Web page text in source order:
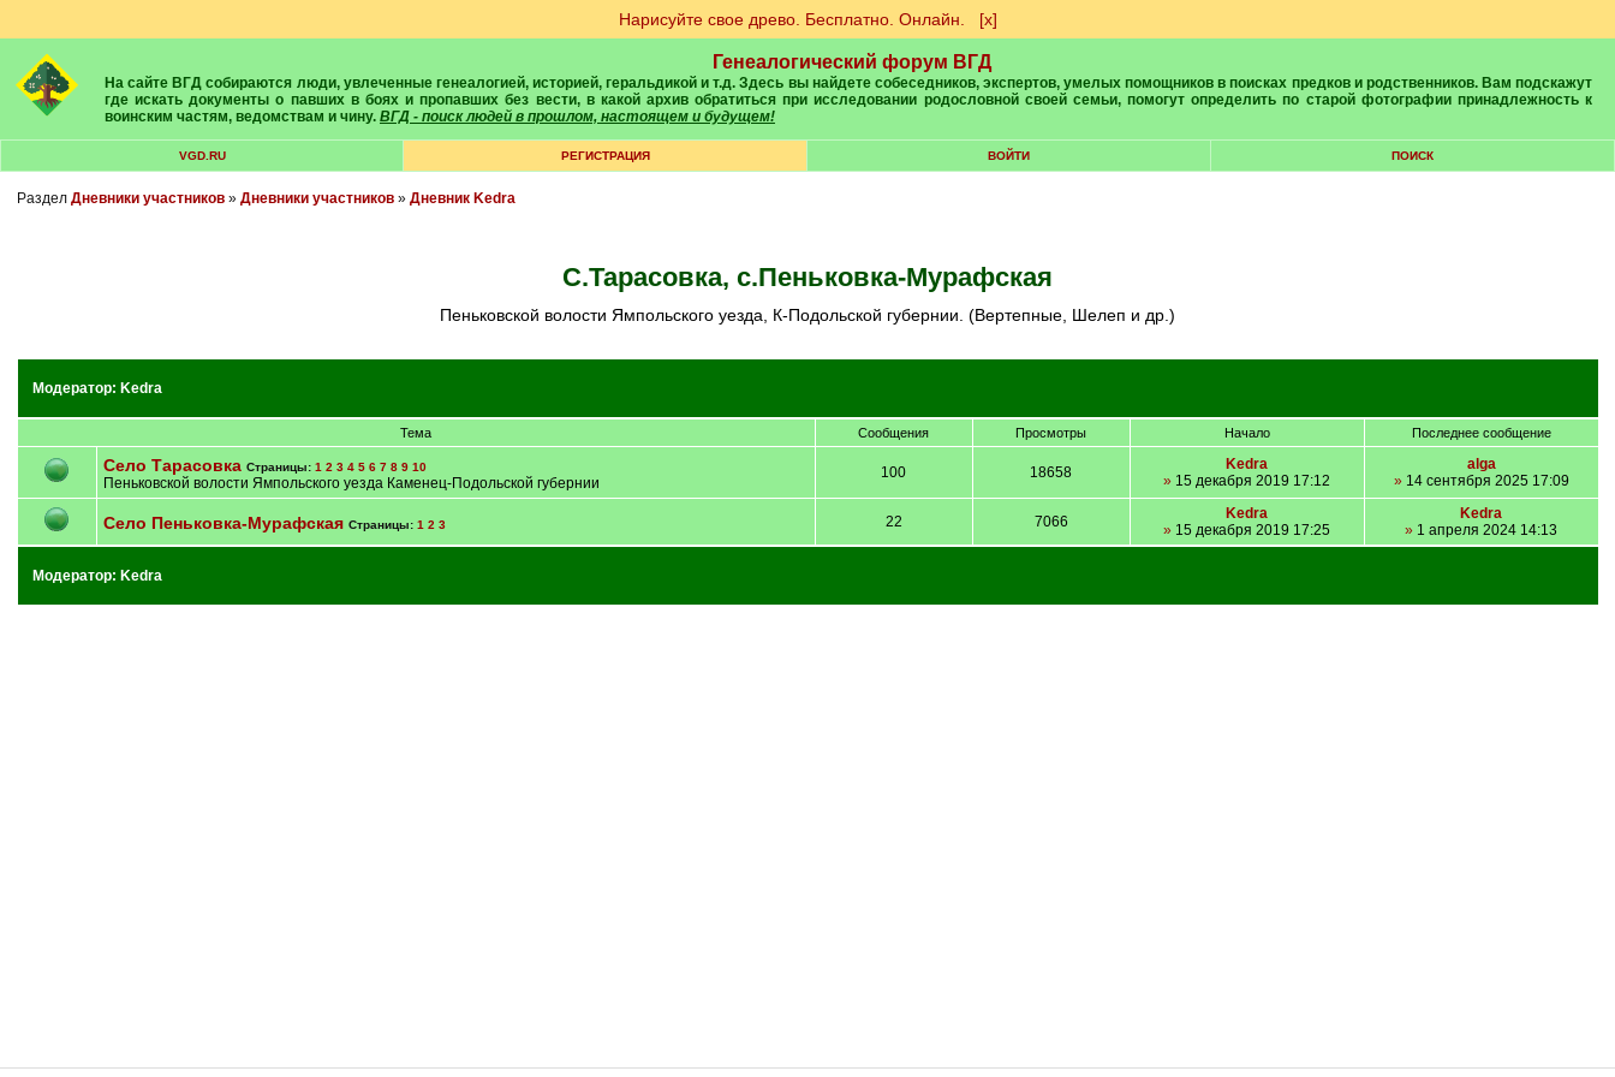
Нарисуйте свое древо. Бесплатно. Онлайн. [х]
Генеалогический форум ВГД
На сайте ВГД собираются люди, увлеченные генеалогией, историей, геральдикой и т.д. Здесь вы найдете собеседников, экспертов, умелых помощников в поисках предков и родственников. Вам подскажут
где искать документы о павших в боях и пропавших без вести, в какой архив обратиться при исследовании родословной своей семьи, помогут определить по старой фотографии принадлежность к
воинским частям, ведомствам и чину. ВГД - поиск людей в прошлом, настоящем и будущем!
VGD.RU РЕГИСТРАЦИЯ ВОЙТИ ПОИСК
Раздел Дневники участников» Дневники участников» Дневник Kedra
с.Тарасовка, с.Пеньковка-Мурафская
Пеньковской волости Ямпольского уезда, К-Подольской губернии. (Вертепные, Шелеп и др.)
Модератор: Kedra
Тема Сообщения Просмотры Начало Последнее сообщение
Село Тарасовка Страницы: 1 2 3 4 5 6 7 8 9 10
Пеньковской волости Ямпольского уезда Каменец-Подольской губернии
100 18658
Kedra
» 15 декабря 2019 17:12
alga
»14 сентября 2025 17:09
Село Пеньковка-Мурафская Страницы: 1 2 3 22 7066
Kedra
» 15 декабря 2019 17:25
Kedra
» 1 апреля 2024 14:13
Модератор: Kedra